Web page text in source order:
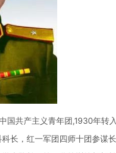
共产主义青年团,1930年转入
长，红一军团四师十团参谋长